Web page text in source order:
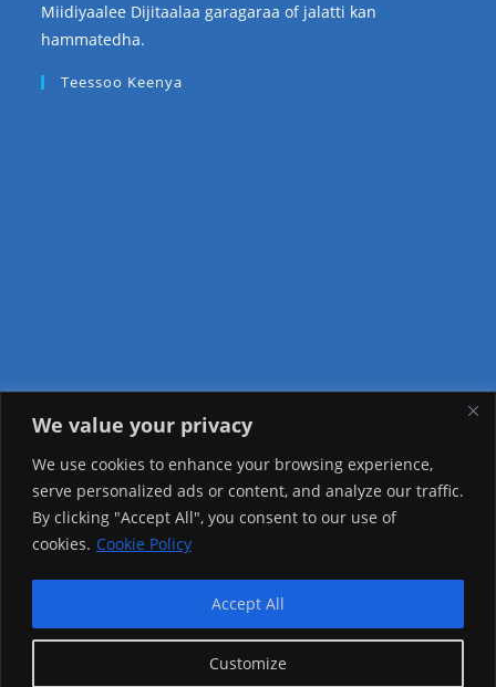
We value your privacy
We use cookies to enhance your browsing experience,
serve personalized ads or content, and analyze our traffic.
By clicking "Accept All", you consent to our use of
cookies. Cookie Policy
Customize
Accept All
Miidiyaalee Dijitaalaa garagaraa of jalatti kan
hammatedha.
Teessoo Keenya
Visitor Counter
Today: 1458
Yesterday: 3757